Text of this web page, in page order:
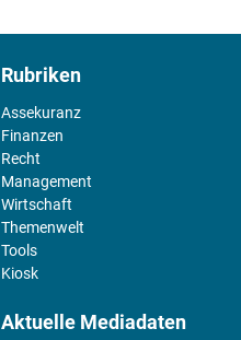
Rubriken
Assekuranz
Finanzen
Recht
Management
Wirtschaft
Themenwelt
Tools
Kiosk
Aktuelle Mediadaten